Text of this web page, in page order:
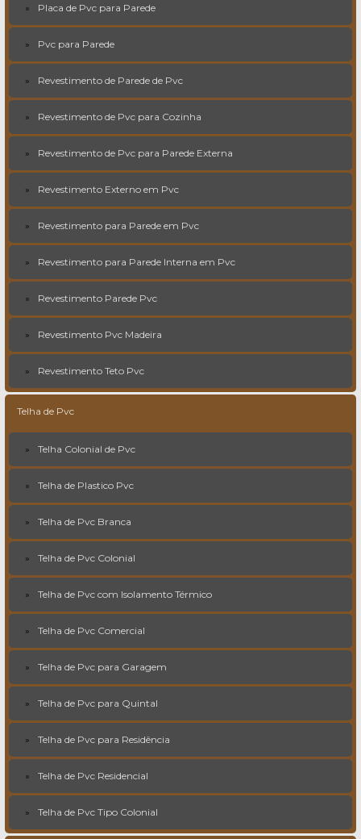
Placa de Pvc para Parede
Pvc para Parede
Revestimento de Parede de Pvc
Revestimento de Pvc para Cozinha
Revestimento de Pvc para Parede Externa
Revestimento Externo em Pvc
Revestimento para Parede em Pvc
Revestimento para Parede Interna em Pvc
Revestimento Parede Pvc
Revestimento Pvc Madeira
Revestimento Teto Pvc
Telha de Pvc
Telha Colonial de Pvc
Telha de Plastico Pvc
Telha de Pvc Branca
Telha de Pvc Colonial
Telha de Pvc com Isolamento Térmico
Telha de Pvc Comercial
Telha de Pvc para Garagem
Telha de Pvc para Quintal
Telha de Pvc para Residência
Telha de Pvc Residencial
Telha de Pvc Tipo Colonial